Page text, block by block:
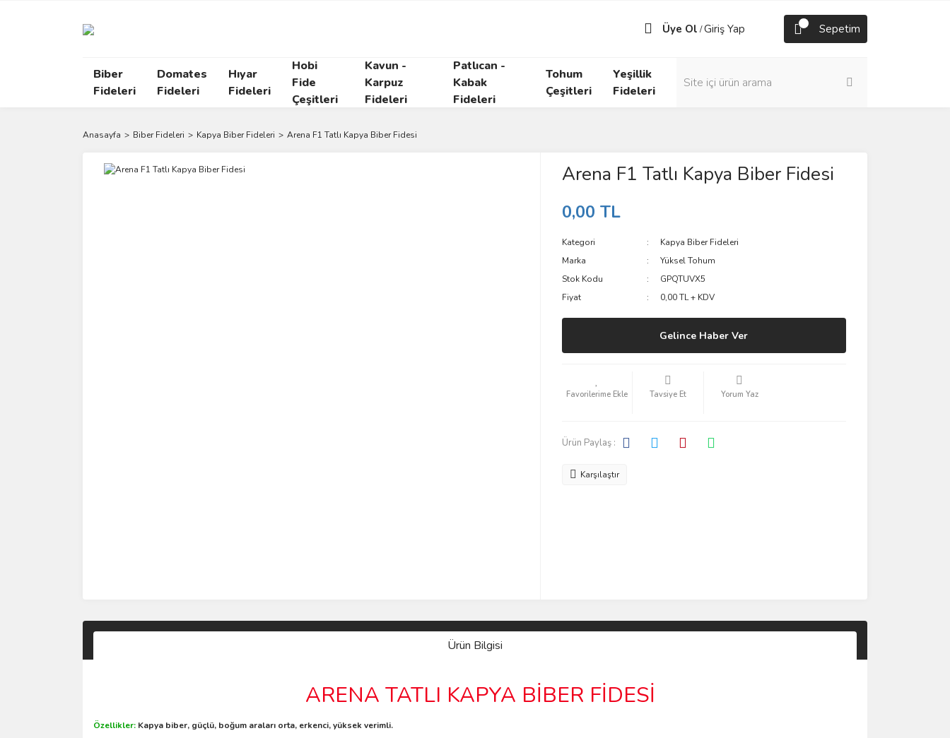
Üye Ol /Giriş Yap Sepetim
Biber
Fideleri
Domates
Fideleri
Hıyar
Fideleri
Hobi
Fide
Çeşitleri
Kavun -
Karpuz
Fideleri
Patlıcan -
Kabak
Fideleri
Tohum
Çeşitleri
Yeşillik
Fideleri
Anasayfa Biber Fideleri Kapya Biber Fideleri Arena F1 Tatlı Kapya Biber Fidesi
Arena F1 Tatlı Kapya Biber Fidesi
0,00 TL
Kategori
Kapya Biber Fideleri
Marka
Yüksel Tohum
Stok Kodu
GPQTUVX5
Fiyat
0,00 TL + KDV
Gelince Haber Ver
Tavsiye Et Yorum Yaz
Ürün Paylaş :
Karşılaştır
Ürün Bilgisi
ARENA TATLI KAPYA BİBER FİDESİ
Özellikler: Kapya biber, güçlü, boğum araları orta, erkenci, yüksek verimli.